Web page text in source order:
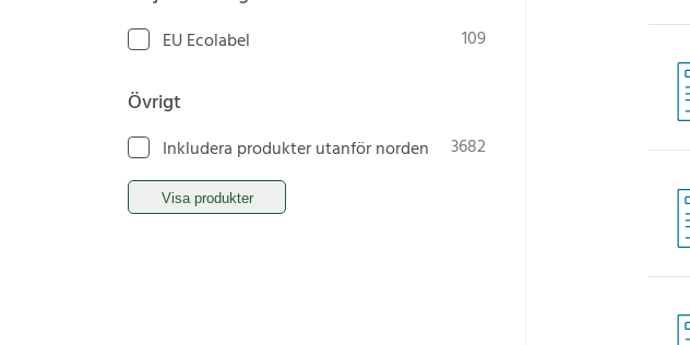
EU Ecolabel 109
Övrigt
Inkludera produkter utanför norden 3682
Visa produkter